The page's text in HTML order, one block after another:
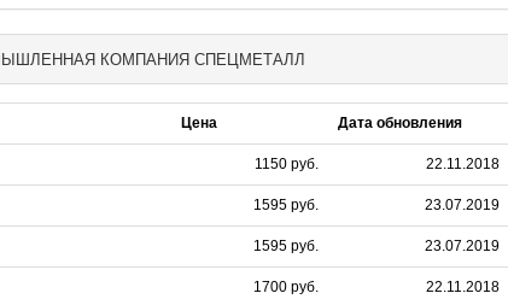
КОМПАНИЯ СПЕЦМЕТАЛЛ
Цена Дата обновления
1150 руб. 22.11.2018
1595 руб. 23.07.2019
1595 руб. 23.07.2019
1700 руб. 22.11.2018